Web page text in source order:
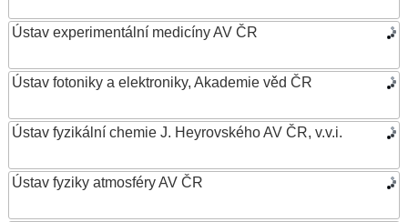
Ústav experimentální medicíny AV ČR
Ústav fotoniky a elektroniky, Akademie věd ČR
Ústav fyzikální chemie J. Heyrovského AV ČR, v.v.i.
Ústav fyziky atmosféry AV ČR